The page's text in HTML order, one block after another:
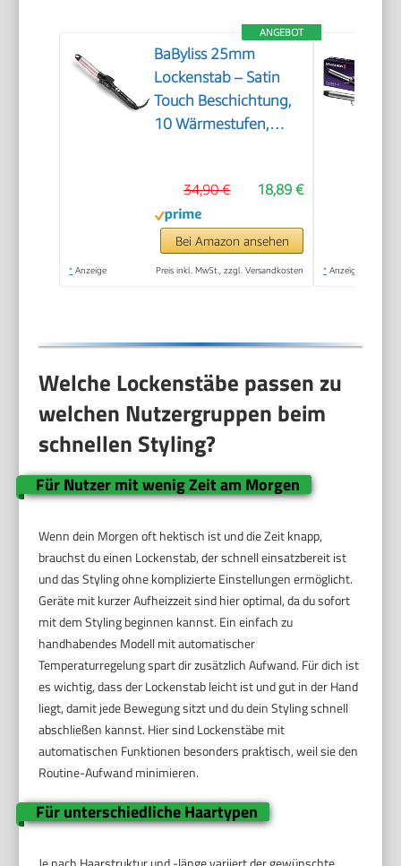
ANGEBOT
BaByliss 25mm
Lockenstab – Satin
Touch Beschichtung,
10 Wärmestufen,
integriertem
Standfuß, Schwarz &
Pink, C325E
18,89 €
34,90 €
Bei Amazon ansehen
* Anzeige Preis inkl. MwSt., zzgl. Versandkosten * Anzeige
Welche Lockenstäbe passen zu
welchen Nutzergruppen beim
schnellen Styling?
Für Nutzer mit wenig Zeit am Morgen
Wenn dein Morgen oft hektisch ist und die Zeit knapp,
brauchst du einen Lockenstab, der schnell einsatzbereit ist
und das Styling ohne komplizierte Einstellungen ermöglicht.
Geräte mit kurzer Aufheizzeit sind hier optimal, da du sofort
mit dem Styling beginnen kannst. Ein einfach zu
handhabendes Modell mit automatischer
Temperaturregelung spart dir zusätzlich Aufwand. Für dich ist
es wichtig, dass der Lockenstab leicht ist und gut in der Hand
liegt, damit jede Bewegung sitzt und du dein Styling schnell
abschließen kannst. Hier sind Lockenstäbe mit
automatischen Funktionen besonders praktisch, weil sie den
Routine-Aufwand minimieren.
Für unterschiedliche Haartypen